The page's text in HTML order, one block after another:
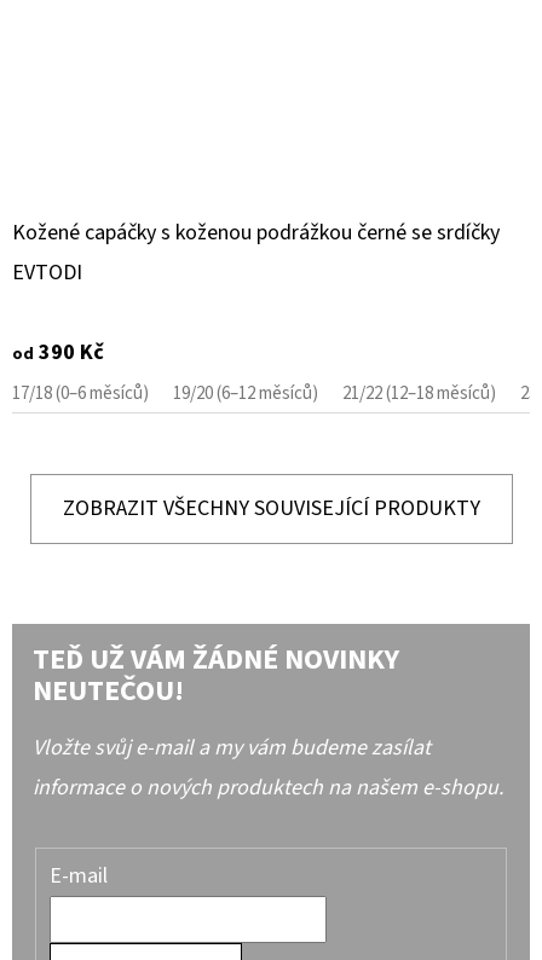
Kožené capáčky s koženou podrážkou černé se srdíčky
EVTODI
od 390 Kč
17/18 (0–6 měsíců) 19/20 (6–12 měsíců) 21/22 (12–18 měsíců)
ZOBRAZIT VŠECHNY SOUVISEJÍCÍ PRODUKTY
TEĎ UŽ VÁM ŽÁDNÉ NOVINKY
NEUTEČOU!
Vložte svůj e-mail a my vám budeme zasílat
informace o nových produktech na našem e-shopu.
E-mail